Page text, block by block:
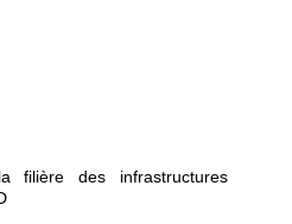
filière des infrastructures